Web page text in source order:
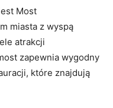
Most
miasta z wyspą
atrakcji
zapewnia wygodny
które znajdują